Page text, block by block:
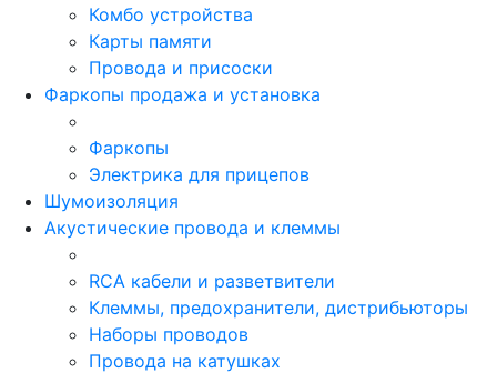
Комбо устройства
Карты памяти
Провода и присоски
Фаркопы продажа и установка
Фаркопы
Электрика для прицепов
Шумоизоляция
Акустические провода и клеммы
RCA кабели и разветвители
Клеммы, предохранители, дистрибьюторы
Наборы проводов
Провода на катушках